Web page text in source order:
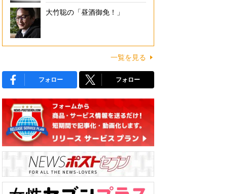
大竹聡の「昼酒御免！」
一覧を見る
フォロー フォロー